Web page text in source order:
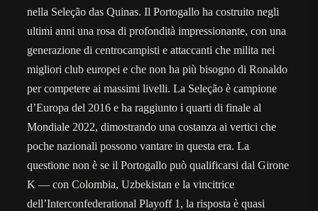
nella Seleção das Quinas. Il Portogallo ha costruito negli
ultimi anni una rosa di profondità impressionante, con una
generazione di centrocampisti e attaccanti che milita nei
migliori club europei e che non ha più bisogno di Ronaldo
per competere ai massimi livelli. La Seleção è campione
d’Europa del 2016 e ha raggiunto i quarti di finale al
Mondiale 2022, dimostrando una costanza ai vertici che
poche nazionali possono vantare in questa era. La
questione non è se il Portogallo può qualificarsi dal Girone
K — con Colombia, Uzbekistan e la vincitrice
dell’Interconfederational Playoff 1, la risposta è quasi